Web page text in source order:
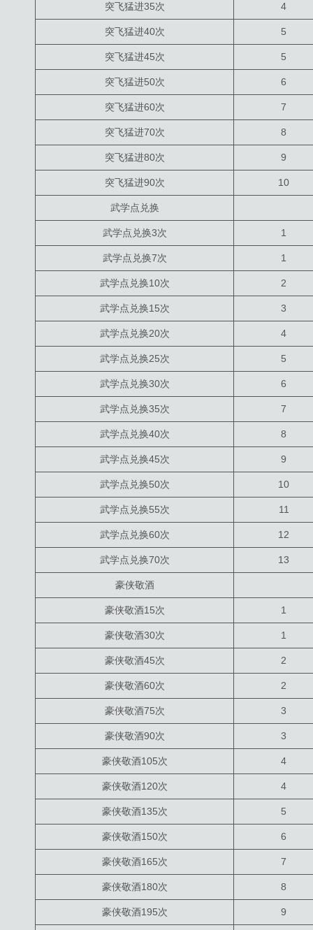
突飞猛进35次 4
突飞猛进40次 5
突飞猛进45次 5
突飞猛进50次 6
突飞猛进60次 7
突飞猛进70次 8
突飞猛进80次 9
突飞猛进90次 10
武学点兑换
武学点兑换3次 1
武学点兑换7次 1
武学点兑换10次 2
武学点兑换15次 3
武学点兑换20次 4
武学点兑换25次 5
武学点兑换30次 6
武学点兑换35次 7
武学点兑换40次 8
武学点兑换45次 9
武学点兑换50次 10
武学点兑换55次 11
武学点兑换60次 12
武学点兑换70次 13
豪侠敬酒
豪侠敬酒15次 1
豪侠敬酒30次 1
豪侠敬酒45次 2
豪侠敬酒60次 2
豪侠敬酒75次 3
豪侠敬酒90次 3
豪侠敬酒105次 4
豪侠敬酒120次 4
豪侠敬酒135次 5
豪侠敬酒150次 6
豪侠敬酒165次 7
豪侠敬酒180次 8
豪侠敬酒195次 9